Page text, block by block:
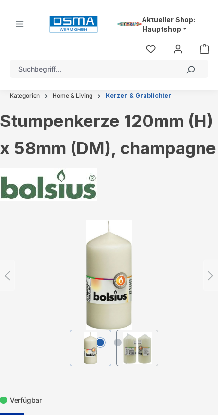
Aktueller Shop:
Hauptshop
Kategorien Home & Living Kerzen & Grablichter
Stumpenkerze 120mm (H)
x 58mm (DM), champagne
Verfügbar